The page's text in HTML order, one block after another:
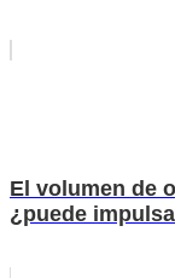
El volumen de
¿puede